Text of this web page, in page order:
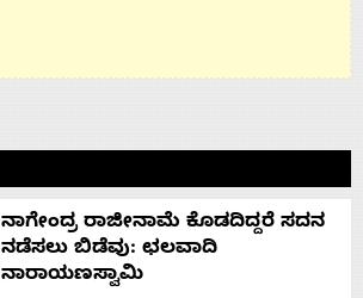
ನಾಗೇಂದ್ರ ರಾಜೀನಾಮೆ ಕೊಡದಿದ್ದರೆ ಸದನ
ನಡೆಸಲು ಬಿಡೆವು: ಛಲವಾದಿ
ನಾರಾಯಣಸ್ವಾಮಿ